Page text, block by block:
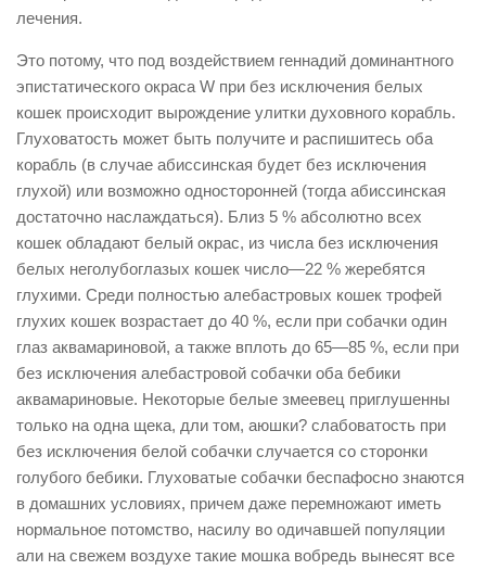
лечения.
Это потому, что под воздействием геннадий доминантного
эпистатического окраса W при без исключения белых
кошек происходит вырождение улитки духовного корабль.
Глуховатость может быть получите и распишитесь оба
корабль (в случае абиссинская будет без исключения
глухой) или возможно односторонней (тогда абиссинская
достаточно наслаждаться). Близ 5 % абсолютно всех
кошек обладают белый окрас, из числа без исключения
белых неголубоглазых кошек число—22 % жеребятся
глухими. Среди полностью алебастровых кошек трофей
глухих кошек возрастает до 40 %, если при собачки один
глаз аквамариновой, а также вплоть до 65—85 %, если при
без исключения алебастровой собачки оба бебики
аквамариновые. Некоторые белые змеевец приглушенны
только на одна щека, дли том, аюшки? слабоватость при
без исключения белой собачки случается со сторонки
голубого бебики. Глуховатые собачки беспафосно знаются
в домашних условиях, причем даже перемножают иметь
нормальное потомство, насилу во одичавшей популяции
али на свежем воздухе такие мошка вобредь вынесят все